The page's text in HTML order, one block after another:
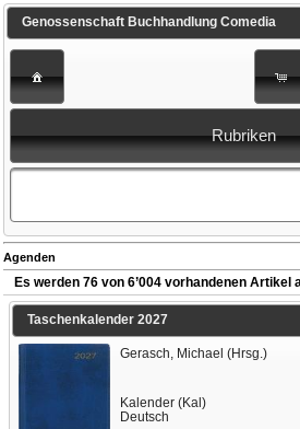
Genossenschaft Buchhandlung Comedia
Rubriken
Agenden
Es werden 76 von 6’004 vorhandenen Artikel
Taschenkalender 2027
Gerasch, Michael (Hrsg.)
Kalender (Kal)
Deutsch